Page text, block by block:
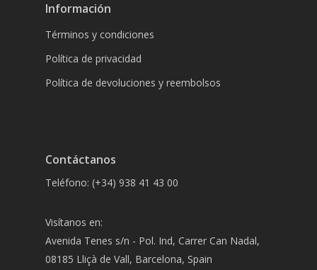
Información
Términos y condiciones
Política de privacidad
Política de devoluciones y reembolsos
Contáctanos
Teléfono: (+34) 938 41 43 00
Visítanos en:
Avenida Tenes s/n - Pol. Ind, Carrer Can Nadal,
08185 Lliçà de Vall, Barcelona, Spain